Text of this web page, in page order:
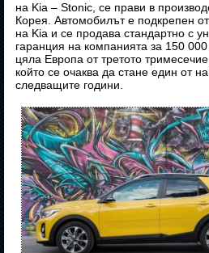
на Kia – Stonic, се прави в
Корея. Автомобилът е подкрепен
на Kia и се продава стандартно с
гаранция на компанията за 150
цяла Европа от третото
който се очаква да стане един от
следващите години.